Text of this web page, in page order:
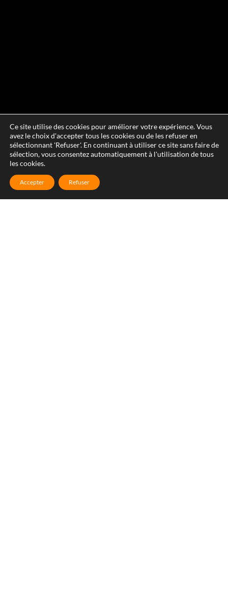
Ce site utilise des cookies pour améliorer votre expérience. Vous
avez le choix d'accepter tous les cookies ou de les refuser en
sélectionnant 'Refuser'. En continuant à utiliser ce site sans faire de
sélection, vous consentez automatiquement à l'utilisation de tous
les cookies.
Accepter Refuser